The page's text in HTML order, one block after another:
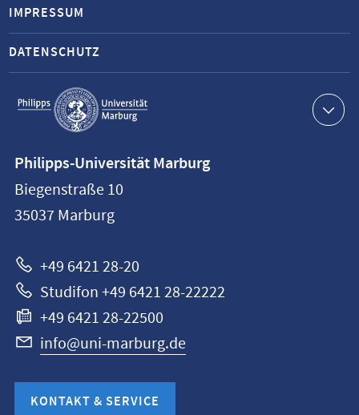
Service-
Navigation
IMPRESSUM
DATENSCHUTZ
Philipps-
Universität
Marburg
Philipps-Universität Marburg
Biegenstraße 10
35037 Marburg
+49 6421 28-20
Studifon +49 6421 28-22222
+49 6421 28-22500
info@uni-marburg.de
KONTAKT & SERVICE